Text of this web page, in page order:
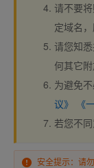
请不要
定域名
请您知
何其它
为避免
议》
《
若您不
安全提示：请